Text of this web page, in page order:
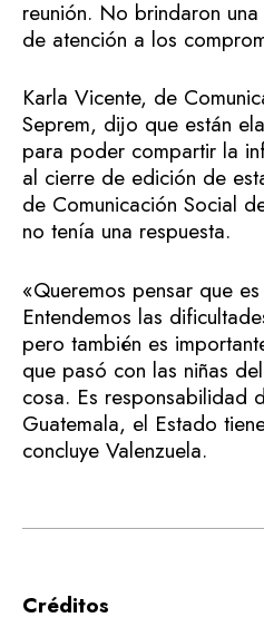
reunión. No brindaron
de atención a los
Karla Vicente, de
Seprem, dijo que están
para poder compartir la
al cierre de edición de
de Comunicación Social
no tenía una respuesta.
«Queremos pensar que
Entendemos las
pero también es
que pasó con las niñas
cosa. Es responsabilidad
Guatemala, el Estado
concluye Valenzuela.
Créditos